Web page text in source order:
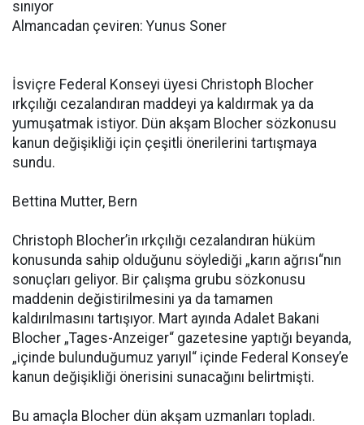
sınıyor
Almancadan çeviren: Yunus Soner
İsviçre Federal Konseyi üyesi Christoph Blocher
ırkçılığı cezalandıran maddeyi ya kaldırmak ya da
yumuşatmak istiyor. Dün akşam Blocher sözkonusu
kanun değişikliği için çeşitli önerilerini tartışmaya
sundu.
Bettina Mutter, Bern
Christoph Blocher’in ırkçılığı cezalandıran hüküm
konusunda sahip olduğunu söylediği „karın ağrısı“nın
sonuçları geliyor. Bir çalışma grubu sözkonusu
maddenin değistirilmesini ya da tamamen
kaldırılmasını tartışıyor. Mart ayında Adalet Bakani
Blocher „Tages-Anzeiger“ gazetesine yaptığı beyanda,
„içinde bulunduğumuz yarıyıl“ içinde Federal Konsey’e
kanun değişikliği önerisini sunacağını belirtmişti.
Bu amaçla Blocher dün akşam uzmanları topladı.